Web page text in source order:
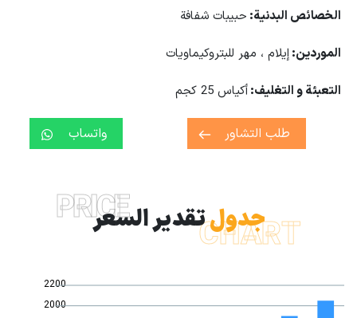
الخصائص البدنية: حبيبات شفافة
الموردين:إيلام ، مهر للبتروكيماويات
التعبئة و التغليف:أكياس 25 كجم
طلب التشاور واتساب
PRICE جدولتقدير السعرCHART
2200
2000